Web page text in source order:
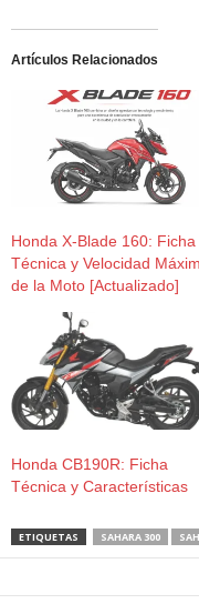
Artículos Relacionados
Honda X-Blade 160: Ficha
Técnica y Velocidad
de la Moto [Actualizado]
Honda CB190R: Ficha
Técnica y Características
ETIQUETAS SAHARA 300